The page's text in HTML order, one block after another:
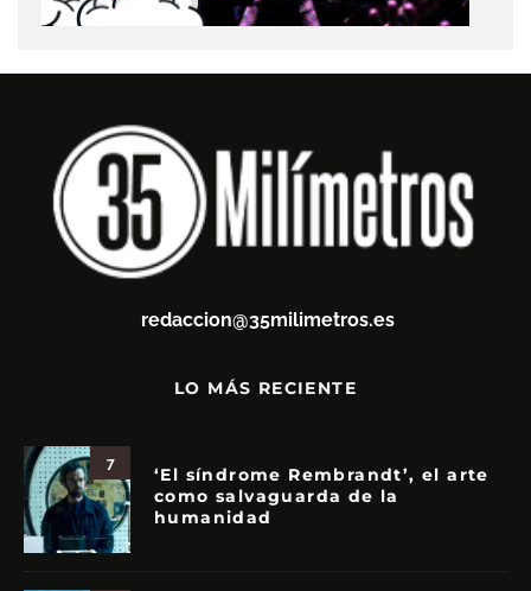
redaccion@35milimetros.es
LO MÁS RECIENTE
7
‘El síndrome Rembrandt’, el arte
como salvaguarda de la
humanidad